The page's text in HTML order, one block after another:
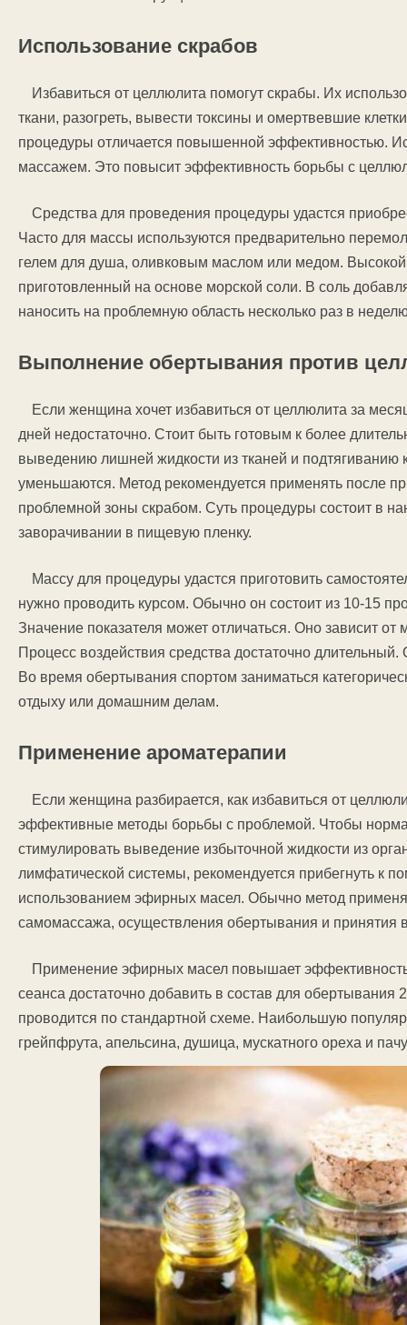
Использование скрабов
Избавиться от целлюлита помогут скрабы. Их
ткани, разогреть, вывести токсины и омертвевшие
процедуры отличается повышенной эффективностью.
массажем. Это повысит эффективность борьбы с
Средства для проведения процедуры удастся
Часто для массы используются предварительно
гелем для душа, оливковым маслом или медом. Высокой
приготовленный на основе морской соли. В соль
наносить на проблемную область несколько раз в
Выполнение обертывания против
Если женщина хочет избавиться от целлюлита за
дней недостаточно. Стоит быть готовым к более
выведению лишней жидкости из тканей и подтягиванию
уменьшаются. Метод рекомендуется применять после
проблемной зоны скрабом. Суть процедуры состоит в
заворачивании в пищевую пленку.
Массу для процедуры удастся приготовить
нужно проводить курсом. Обычно он состоит из 10-15
Значение показателя может отличаться. Оно зависит
Процесс воздействия средства достаточно
Во время обертывания спортом заниматься
отдыху или домашним делам.
Применение ароматерапии
Если женщина разбирается, как избавиться от
эффективные методы борьбы с проблемой. Чтобы
стимулировать выведение избыточной жидкости из
лимфатической системы, рекомендуется прибегнуть к
использованием эфирных масел. Обычно метод
самомассажа, осуществления обертывания и принятия
Применение эфирных масел повышает
сеанса достаточно добавить в состав для
проводится по стандартной схеме. Наибольшую
грейпфрута, апельсина, душица, мускатного ореха и